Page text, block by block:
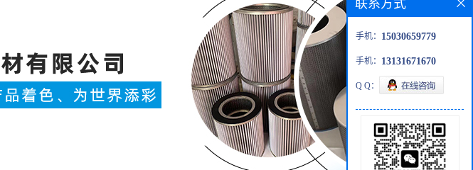
联系方式
手机： 15030659779
手机： 13131671670
Q Q：